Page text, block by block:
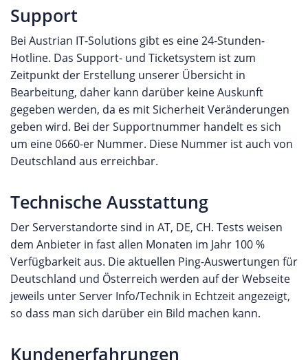
Support
Bei Austrian IT-Solutions gibt es eine 24-Stunden-
Hotline. Das Support- und Ticketsystem ist zum
Zeitpunkt der Erstellung unserer Übersicht in
Bearbeitung, daher kann darüber keine Auskunft
gegeben werden, da es mit Sicherheit Veränderungen
geben wird. Bei der Supportnummer handelt es sich
um eine 0660-er Nummer. Diese Nummer ist auch von
Deutschland aus erreichbar.
Technische Ausstattung
Der Serverstandorte sind in AT, DE, CH. Tests weisen
dem Anbieter in fast allen Monaten im Jahr 100 %
Verfügbarkeit aus. Die aktuellen Ping-Auswertungen für
Deutschland und Österreich werden auf der Webseite
jeweils unter Server Info/Technik in Echtzeit angezeigt,
so dass man sich darüber ein Bild machen kann.
Kundenerfahrungen